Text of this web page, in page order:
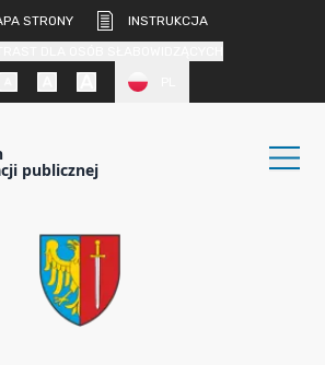
STRONY
INSTRUKCJA
publicznej